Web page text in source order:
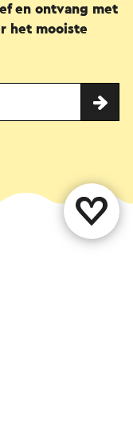
en ontvang met
het mooiste